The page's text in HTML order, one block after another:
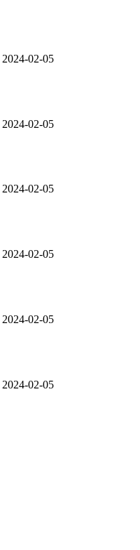
2024-02-05
2024-02-05
2024-02-05
2024-02-05
2024-02-05
2024-02-05